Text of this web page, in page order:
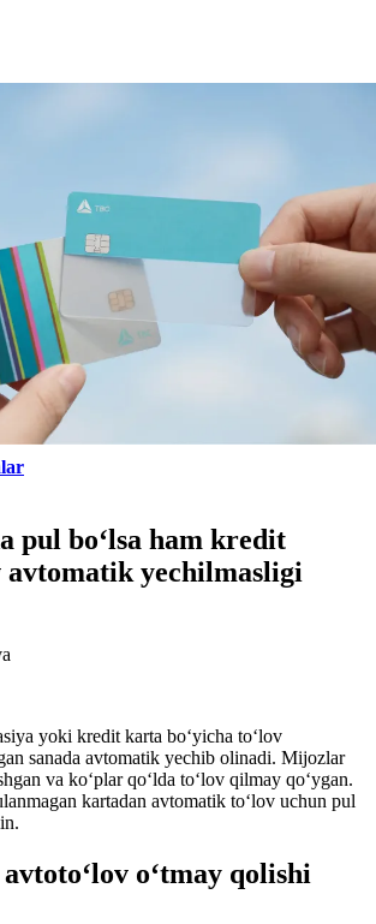
pul bo‘lsa ham kredit
avtomatik yechilmasligi
yoki kredit karta bo‘yicha to‘lov
sanada avtomatik yechib olinadi. Mijozlar
va ko‘plar qo‘lda to‘lov qilmay qo‘ygan.
kartadan avtomatik to‘lov uchun pul
o‘tmay qolishi